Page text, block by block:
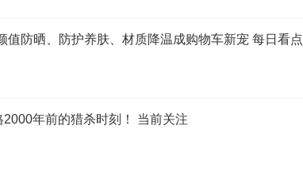
值防晒、防护养肤、材质降温成购物车新宠 每日看点
2000年前的猎杀时刻！ 当前关注